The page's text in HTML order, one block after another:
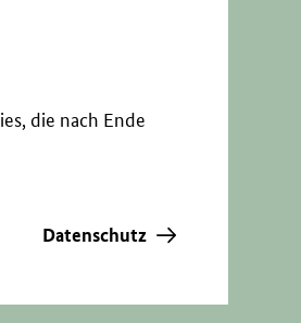
die nach Ende
Datenschutz